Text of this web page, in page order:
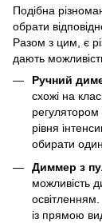
Подібна
обрати
Разом з цим, є
дають
Ручний
схожі на
регулятором
рівня
обирати
Диммер з
можливість
із прямою